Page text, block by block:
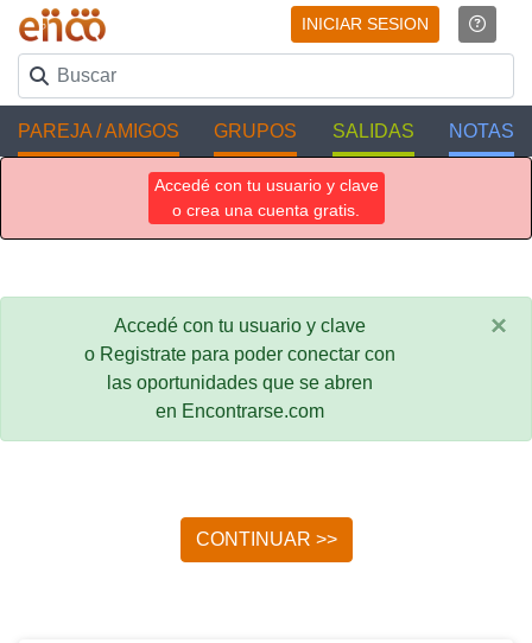
INICIAR SESION
PAREJA / AMIGOS GRUPOS SALIDAS NOTAS
Accedé con tu usuario y clave
o crea una cuenta gratis.
Accedé con tu usuario y clave
o Registrate para poder conectar con
las oportunidades que se abren
en Encontrarse.com
×
CONTINUAR >>